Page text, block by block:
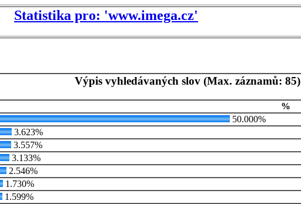
Statistika pro: 'www.imega.cz'
Výpis vyhledávaných slov (Max. záznamů: 85)
%
50.000%
3.623%
3.557%
3.133%
2.546%
1.730%
1.599%